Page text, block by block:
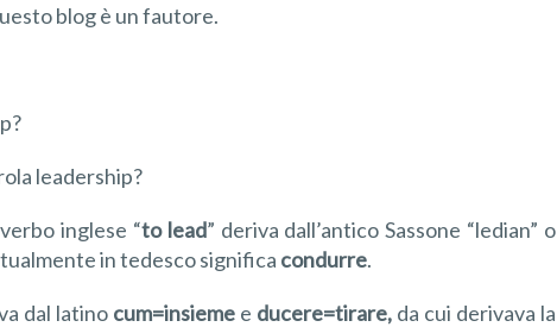
blog è un fautore.
leadership?
inglese “to lead” deriva dall’antico Sassone “ledian” o
in tedesco significa condurre.
dal latino cum=insieme e ducere=tirare, da cui derivava la